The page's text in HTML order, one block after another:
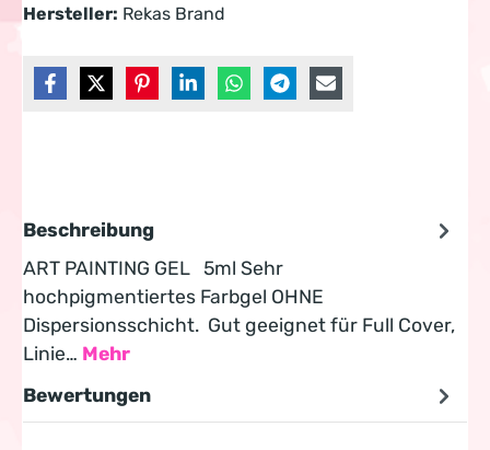
Hersteller: Rekas Brand
Beschreibung
ART PAINTING GEL 5ml Sehr
hochpigmentiertes Farbgel OHNE
Dispersionsschicht. Gut geeignet für Full Cover,
Linie… Mehr
Bewertungen